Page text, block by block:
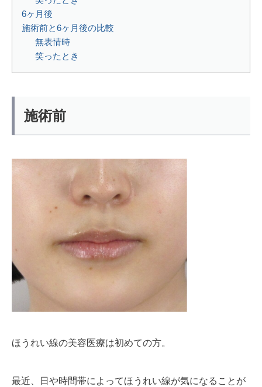
6ヶ月後
施術前と6ヶ月後の比較
無表情時
笑ったとき
施術前
ほうれい線の美容医療は初めての方。
最近、日や時間帯によってほうれい線が気になることが